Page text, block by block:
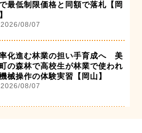
最低制限価格と同額で落札【岡
2026/08/07
化進む林業の担い手育成へ 美
の森林で高校生が林業で使われ
械操作の体験実習【岡山】
2026/08/07